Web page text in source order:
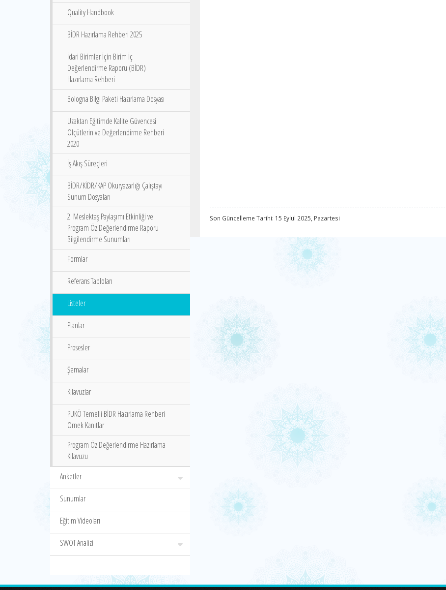
Quality Handbook
BİDR Hazırlama Rehberi 2025
İdari Birimler İçin Birim İç
Değerlendirme Raporu (BİDR)
Hazırlama Rehberi
Bologna Bilgi Paketi Hazırlama Dosyası
Uzaktan Eğitimde Kalite Güvencesi
Ölçütlerin ve Değerlendirme Rehberi
2020
İş Akış Süreçleri
BİDR/KİDR/KAP Okuryazarlığı Çalıştayı
Sunum Dosyaları
2. Meslektaş Paylaşımı Etkinliği ve
Program Öz Değerlendirme Raporu
Bilgilendirme Sunumları
Formlar
Referans Tabloları
Listeler
Planlar
Prosesler
Şemalar
Kılavuzlar
PUKÖ Temelli BİDR Hazırlama Rehberi
Örnek Kanıtlar
Program Öz Değerlendirme Hazırlama
Kılavuzu
Anketler
Sunumlar
Eğitim Videoları
SWOT Analizi
Son Güncelleme Tarihi: 15 Eylül 2025, Pazartesi